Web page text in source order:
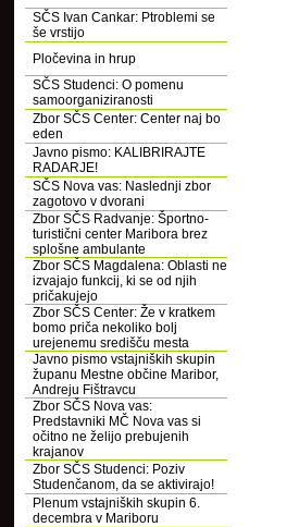
SČS Ivan Cankar: Ptroblemi se
še vrstijo
Pločevina in hrup
SČS Studenci: O pomenu
samoorganiziranosti
Zbor SČS Center: Center naj bo
eden
Javno pismo: KALIBRIRAJTE
RADARJE!
SČS Nova vas: Naslednji zbor
zagotovo v dvorani
Zbor SČS Radvanje: Športno-
turistični center Maribora brez
splošne ambulante
Zbor SČS Magdalena: Oblasti ne
izvajajo funkcij, ki se od njih
pričakujejo
Zbor SČS Center: Že v kratkem
bomo priča nekoliko bolj
urejenemu središču mesta
Javno pismo vstajniških skupin
županu Mestne občine Maribor,
Andreju Fištravcu
Zbor SČS Nova vas:
Predstavniki MČ Nova vas si
očitno ne želijo prebujenih
krajanov
Zbor SČS Studenci: Poziv
Studenčanom, da se aktivirajo!
Plenum vstajniških skupin 6.
decembra v Mariboru